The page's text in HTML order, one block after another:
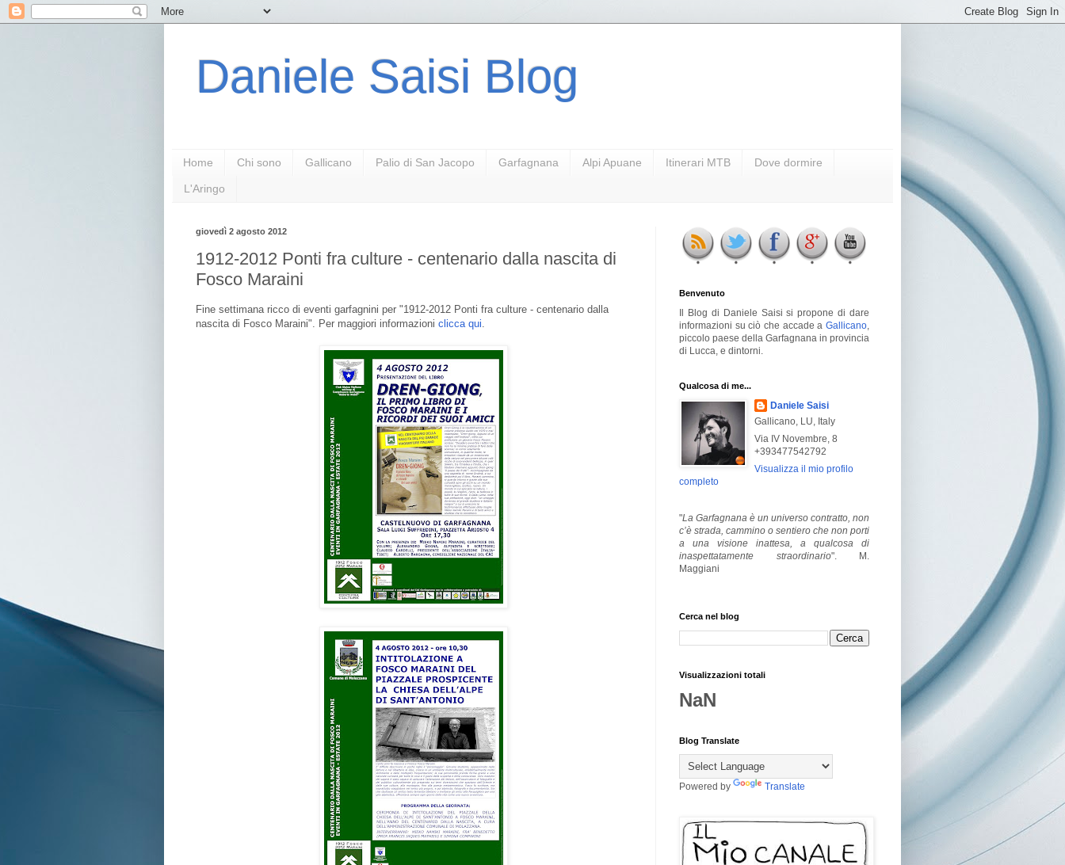
Daniele Saisi Blog
Home Chi sono Gallicano Palio di San Jacopo Garfagnana Alpi Apuane Itinerari MTB Dove dormire
L'Aringo
giovedì 2 agosto 2012
1912-2012 Ponti fra culture - centenario dalla nascita di
Fosco Maraini
Fine settimana ricco di eventi garfagnini per "1912-2012 Ponti fra culture - centenario dalla
nascita di Fosco Maraini". Per maggiori informazioni clicca qui.
Benvenuto
Il Blog di Daniele Saisi si propone di dare
informazioni su ciò che accade a Gallicano
piccolo paese della Garfagnana in provincia
di Lucca, e dintorni.
Qualcosa di me...
Daniele Saisi
Gallicano, LU, Italy
Via IV Novembre, 8
+393477542792
Visualizza il mio profilo
completo
"La Garfagnana è un universo contratto, non
c’è strada, cammino o sentiero che non porti
a una visione inattesa, a qualcosa di
inaspettatamente straordinario". M.
Maggiani
Cerca nel blog
Visualizzazioni totali
NaN
Blog Translate
Powered by Translate